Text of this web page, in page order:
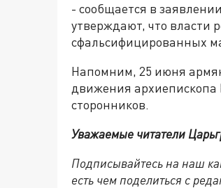
- сообщается в
утверждают, что власти
сфальсифицированных
Напомним, 25 июня
движения архиепископа
сторонников.
Уважаемые читатели
Подписывайтесь на наш
есть чем поделиться с